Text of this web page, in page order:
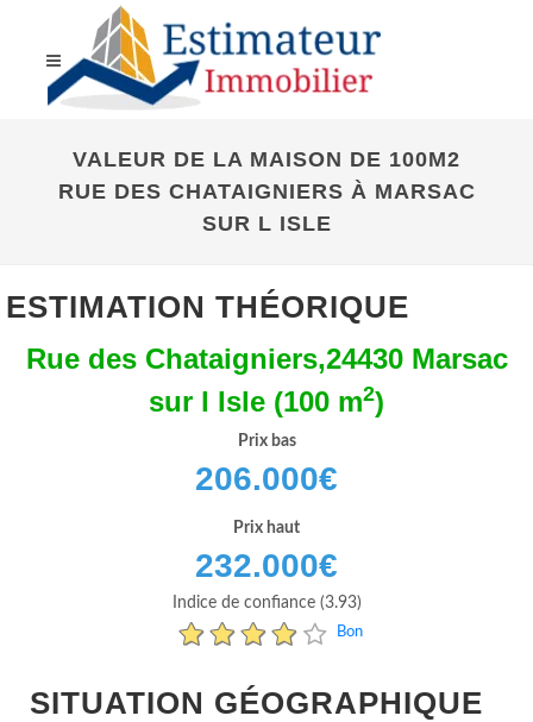
VALEUR DE LA MAISON DE 100M2
RUE DES CHATAIGNIERS À MARSAC
SUR L ISLE
ESTIMATION THÉORIQUE
Rue des Chataigniers,24430 Marsac
sur l Isle (100 m2)
Prix bas
206.000€
Prix haut
232.000€
Indice de confiance (3.93)
Bon
SITUATION GÉOGRAPHIQUE